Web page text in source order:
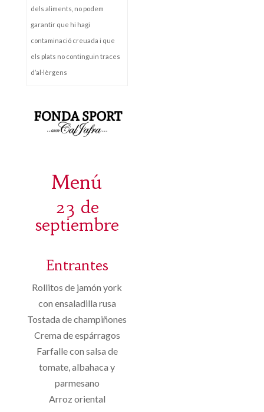
dels aliments, no podem
garantir que hi hagi
contaminació creuada i que
els plats no continguin traces
d’al·lèrgens
Menú
23 de
septiembre
Entrantes
Rollitos de jamón york
con ensaladilla rusa
Tostada de champiñones
Crema de espárragos
Farfalle con salsa de
tomate, albahaca y
parmesano
Arroz oriental